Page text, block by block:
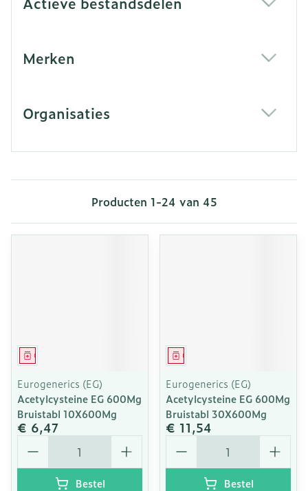
Merken
Organisaties
Producten 1-24 van 45
Geneesmiddel
Eurogenerics (EG)
Acetylcysteine EG 600Mg
Bruistabl 10X600Mg
€ 6,47
Aantal
Bestel
Geneesmiddel
Eurogenerics (EG)
Acetylcysteine EG 600Mg
Bruistabl 30X600Mg
€ 11,54
Aantal
Bestel